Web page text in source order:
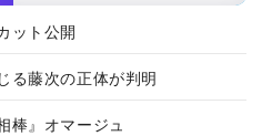
ット公開
る藤次の正体が判明
棒』オマージュ